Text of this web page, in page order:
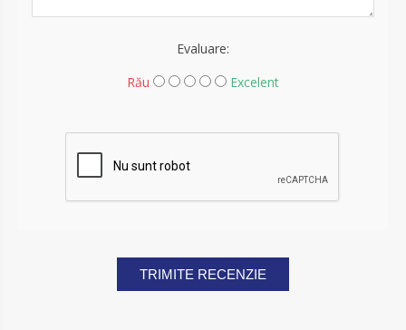
Evaluare:
Rău
Excelent
TRIMITE RECENZIE